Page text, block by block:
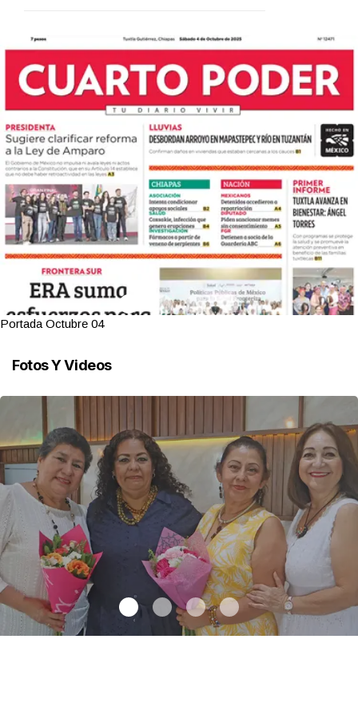
Portada Octubre 04
Fotos Y Videos